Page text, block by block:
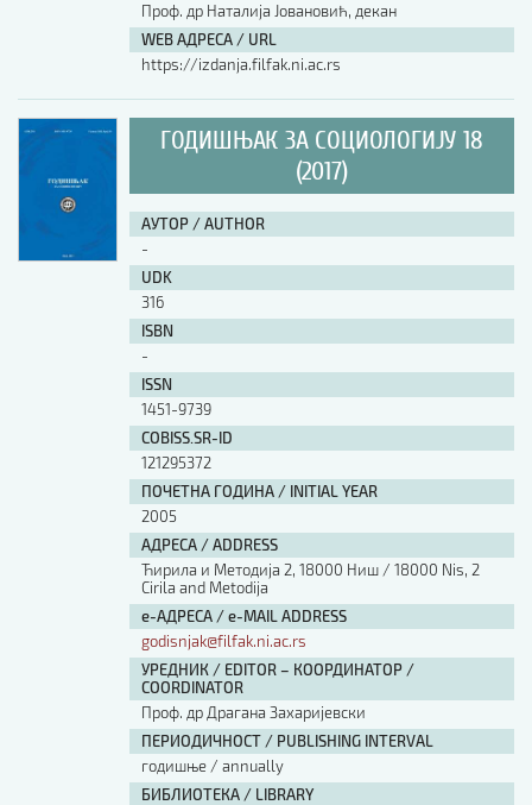
Проф. др Наталија Јовановић, декан
WEB АДРЕСА / URL
https://izdanja.filfak.ni.ac.rs
ГОДИШЊАК ЗА СОЦИОЛОГИЈУ 18
(2017)
АУТОР / AUTHOR
-
UDK
316
ISBN
-
ISSN
1451-9739
COBISS.SR-ID
121295372
ПОЧЕТНА ГОДИНА / INITIAL YEAR
2005
АДРЕСА / ADDRESS
Ћирила и Методија 2, 18000 Ниш / 18000 Nis, 2
Cirila and Metodija
е-АДРЕСА / e-MAIL ADDRESS
godisnjak@filfak.ni.ac.rs
УРЕДНИК / EDITOR – КООРДИНАТОР /
COORDINATOR
Проф. др Драгана Захаријевски
ПЕРИОДИЧНОСТ / PUBLISHING INTERVAL
годишње / annually
БИБЛИОТЕКА / LIBRARY